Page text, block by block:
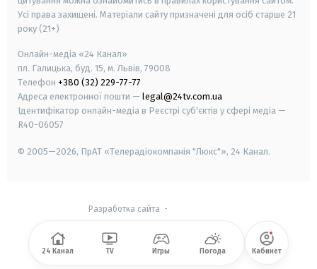
Усі права захищені. Матеріали сайту призначені для осіб старше 21
року (21+)
Онлайн-медіа «24 Канал»
пл. Галицька, буд. 15, м. Львів, 79008
Телефон +380 (32) 229-77-77
Адреса електронної пошти — legal@24tv.com.ua
Ідентифікатор онлайн-медіа в Реєстрі суб'єктів у сфері медіа —
R40-06057
© 2005—2026, ПрАТ «Телерадіокомпанія "Люкс"», 24 Канал.
Разработка сайта -
24 Канал TV Игры Погода Кабинет